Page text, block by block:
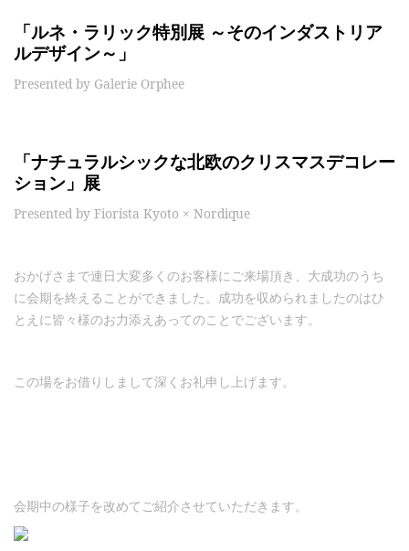
「ルネ・ラリック特別展 ～そのインダストリア
ルデザイン～」
Presented by Galerie Orphee
「ナチュラルシックな北欧のクリスマスデコレー
ション」展
Presented by Fiorista Kyoto × Nordique
おかげさまで連日大変多くのお客様にご来場頂き、大成功のうち
に会期を終えることができました。成功を収められましたのはひ
とえに皆々様のお力添えあってのことでございます。
この場をお借りしまして深くお礼申し上げます。
会期中の様子を改めてご紹介させていただきます。